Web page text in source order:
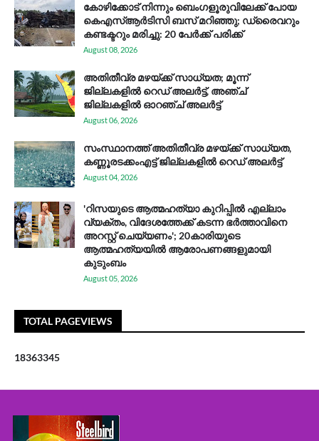
കോഴിക്കോട് നിന്നും ബെംഗളൂരുവിലേക്ക് പോയ
കെഎസ്ആര്‍ടിസി ബസ് മറിഞ്ഞു; ഡ്രൈവറും
കണ്ടക്ടറും മരിച്ചു: 20 പേര്‍ക്ക് പരിക്ക്
August 08, 2026
അതിതീവ്ര മഴയ്ക്ക് സാധ്യത; മൂന്ന്
ജില്ലകളിൽ റെഡ് അലർട്ട്, അഞ്ച്
ജില്ലകളിൽ ഓറഞ്ച് അലർട്ട്
August 06, 2026
സം​സ്ഥാ​ന​ത്ത് അ​തി​തീ​വ്ര മ​ഴ​യ്ക്ക് സാ​ധ്യ​ത,
കണ്ണൂരടക്കംഎ​ട്ട് ജി​ല്ല​ക​ളി​ൽ റെ​ഡ് അ​ലർ​ട്ട്
August 04, 2026
'റിസയുടെ ആത്മഹത്യാ കുറിപ്പിൽ എല്ലാം
വ്യക്തം, വിദേശത്തേക്ക് കടന്ന ഭർത്താവിനെ
അറസ്റ്റ് ചെയ്യണം'; 20കാരിയുടെ
ആത്മഹത്യയിൽ ആരോപണങ്ങളുമായി
കുടുംബം
August 05, 2026
TOTAL PAGEVIEWS
18363345